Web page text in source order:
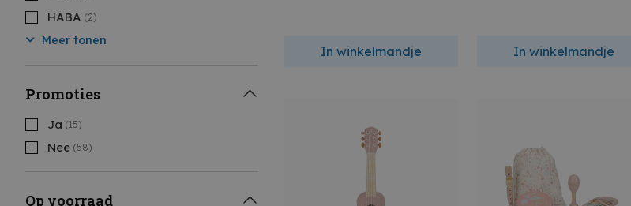
HABA (2)
Meer tonen
Promoties
Ja (15)
Nee (58)
Op voorraad
In winkelmandje In winkelmandje